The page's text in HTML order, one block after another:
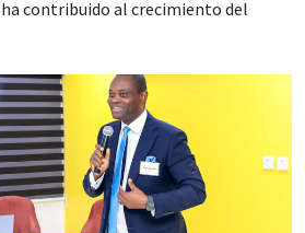
contribuido al crecimiento del